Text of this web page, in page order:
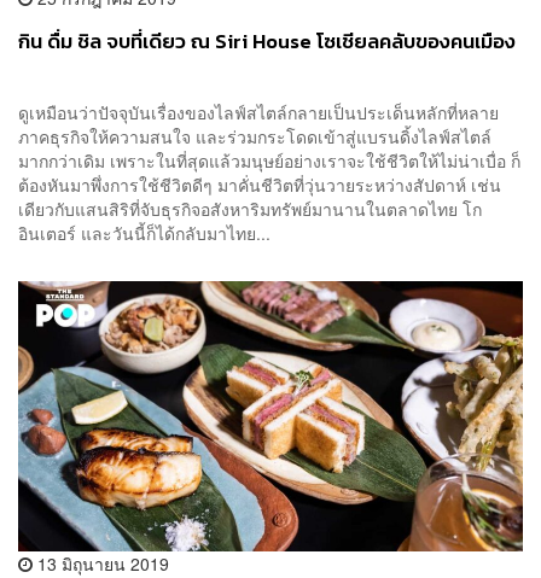
กิน ดื่ม ชิล จบที่เดียว ณ Siri House โซเชียลคลับของคนเมือง
ดูเหมือนว่าปัจจุบันเรื่องของไลฟ์สไตล์กลายเป็นประเด็นหลักที่หลาย
ภาคธุรกิจให้ความสนใจ และร่วมกระโดดเข้าสู่แบรนดิ้งไลฟ์สไตล์
มากกว่าเดิม เพราะในที่สุดแล้วมนุษย์อย่างเราจะใช้ชีวิตให้ไม่น่าเบื่อ ก็
ต้องหันมาพึ่งการใช้ชีวิตดีๆ มาคั่นชีวิตที่วุ่นวายระหว่างสัปดาห์ เช่น
เดียวกับแสนสิริที่จับธุรกิจอสังหาริมทรัพย์มานานในตลาดไทย โก
อินเตอร์ และวันนี้ก็ได้กลับมาไทย...
13 มิถุนายน 2019